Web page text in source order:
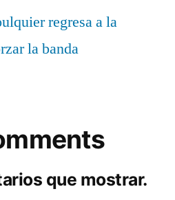
regresa a la
la banda
que mostrar.